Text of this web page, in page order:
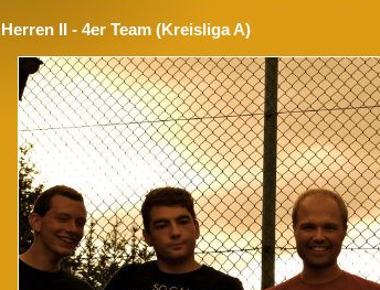
Herren II - 4er Team (Kreisliga A)